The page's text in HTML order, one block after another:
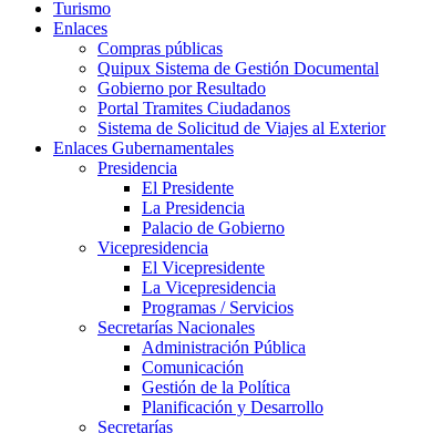
Turismo
Enlaces
Compras públicas
Quipux Sistema de Gestión Documental
Gobierno por Resultado
Portal Tramites Ciudadanos
Sistema de Solicitud de Viajes al Exterior
Enlaces Gubernamentales
Presidencia
El Presidente
La Presidencia
Palacio de Gobierno
Vicepresidencia
El Vicepresidente
La Vicepresidencia
Programas / Servicios
Secretarías Nacionales
Administración Pública
Comunicación
Gestión de la Política
Planificación y Desarrollo
Secretarías